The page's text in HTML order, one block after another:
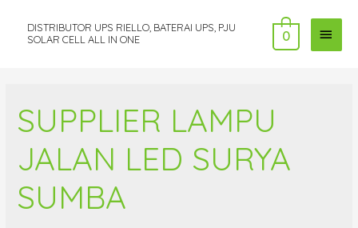
DISTRIBUTOR UPS RIELLO, BATERAI UPS, PJU
SOLAR CELL ALL IN ONE
MAIN
0
SUPPLIER LAMPU
JALAN LED SURYA
SUMBA